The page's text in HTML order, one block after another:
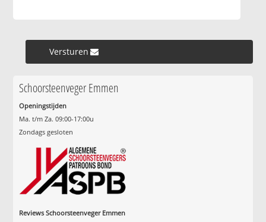
Versturen »
Schoorsteenveger Emmen
Openingstijden
Ma. t/m Za. 09:00-17:00u
Zondags gesloten
Reviews Schoorsteenveger Emmen